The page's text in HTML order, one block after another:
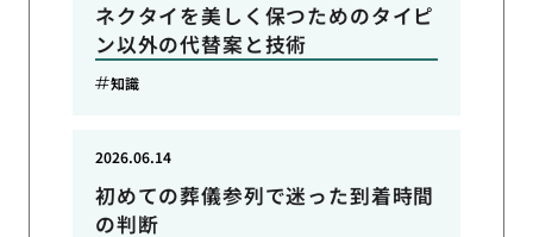
ネクタイを美しく保つためのタイピ
ン以外の代替案と技術
知識
初めての葬儀参列で迷った到着時間
の判断
2026.06.14